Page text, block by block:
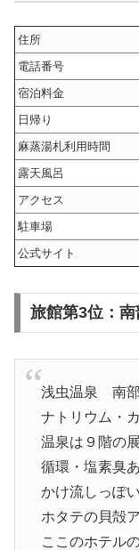
住所
電話番号
宿泊料金
日帰り
麻蒸湯札利用時間
露天風呂
アクセス
駐車場
公式サイト
旅館第3位：
浅虫温泉 南部
ナトリウム・
温泉は９階の
循環・塩素臭
かけ流しっぽ
ホタテの貝殻
ここのホテル